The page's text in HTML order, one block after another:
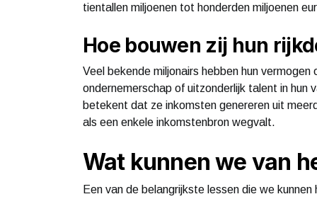
tientallen miljoenen tot honderden miljoenen
Hoe bouwen zij hun
Veel bekende miljonairs hebben hun
ondernemerschap of uitzonderlijk talent in
betekent dat ze inkomsten genereren uit
als een enkele inkomstenbron wegvalt.
Wat kunnen we van
Een van de belangrijkste lessen die we